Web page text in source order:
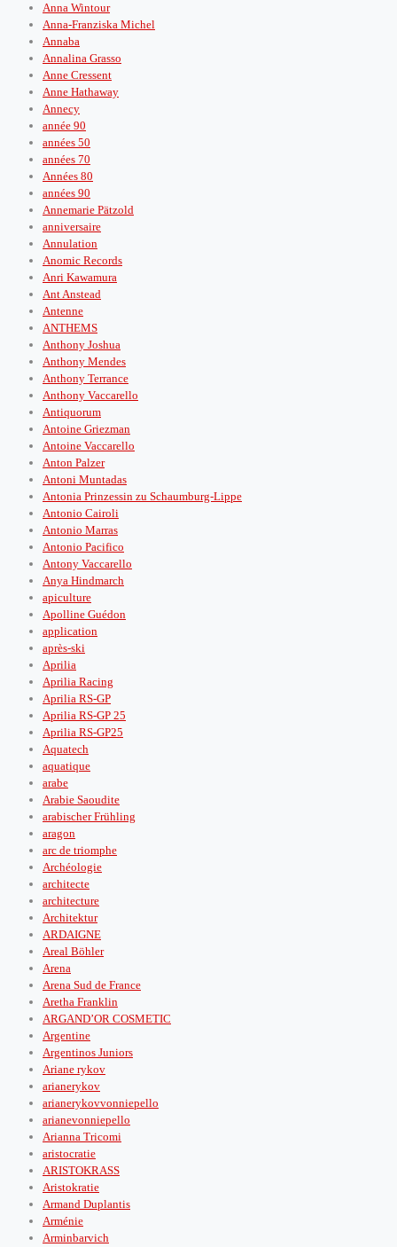
Anna Wintour
Anna-Franziska Michel
Annaba
Annalina Grasso
Anne Cressent
Anne Hathaway
Annecy
année 90
années 50
années 70
Années 80
années 90
Annemarie Pätzold
anniversaire
Annulation
Anomic Records
Anri Kawamura
Ant Anstead
Antenne
ANTHEMS
Anthony Joshua
Anthony Mendes
Anthony Terrance
Anthony Vaccarello
Antiquorum
Antoine Griezman
Antoine Vaccarello
Anton Palzer
Antoni Muntadas
Antonia Prinzessin zu Schaumburg-Lippe
Antonio Cairoli
Antonio Marras
Antonio Pacifico
Antony Vaccarello
Anya Hindmarch
apiculture
Apolline Guédon
application
après‑ski
Aprilia
Aprilia Racing
Aprilia RS-GP
Aprilia RS-GP 25
Aprilia RS-GP25
Aquatech
aquatique
arabe
Arabie Saoudite
arabischer Frühling
aragon
arc de triomphe
Archéologie
architecte
architecture
Architektur
ARDAIGNE
Areal Böhler
Arena
Arena Sud de France
Aretha Franklin
ARGAND’OR COSMETIC
Argentine
Argentinos Juniors
Ariane rykov
arianerykov
arianerykovvonniepello
arianevonniepello
Arianna Tricomi
aristocratie
ARISTOKRASS
Aristokratie
Armand Duplantis
Arménie
Arminbarvich